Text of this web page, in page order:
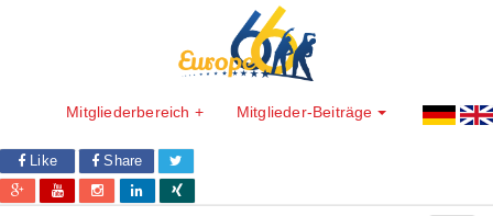
Mitgliederbereich + Mitglieder-Beiträge
Like Share